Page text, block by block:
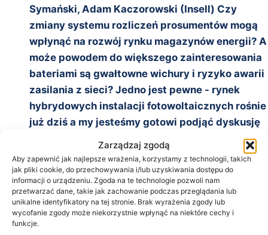
Zarządzaj zgodą
Aby zapewnić jak najlepsze wrażenia, korzystamy z technologii, takich
jak pliki cookie, do przechowywania i/lub uzyskiwania dostępu do
informacji o urządzeniu. Zgoda na te technologie pozwoli nam
przetwarzać dane, takie jak zachowanie podczas przeglądania lub
unikalne identyfikatory na tej stronie. Brak wyrażenia zgody lub
wycofanie zgody może niekorzystnie wpłynąć na niektóre cechy i
funkcje.
Symański, Adam Kaczorowski (Insell) Czy
zmiany systemu rozliczeń prosumentów mogą
wpłynąć na rozwój rynku magazynów energii? A
może powodem do większego zainteresowania
bateriami są gwałtowne wichury i ryzyko awarii
zasilania z sieci? Jedno jest pewne - rynek
hybrydowych instalacji fotowoltaicznych rośnie
już dziś a my jesteśmy gotowi podjąć dyskusję
na temat dostępnych rozwiązań i wybrać te,
które przynoszą największe korzyści
11:45Zaawansowane systemy fotowoltaiczne w
nowoczesnych instalacjach budynkowych
Michał Kłos (Sungrow Polska)
12:20Siedem zalet mikrofalowników Hoymiles oraz